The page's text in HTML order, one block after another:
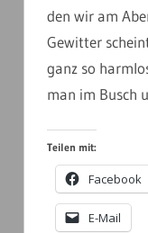
den wir am
Gewitter
ganz so
man im Busch
Teilen mit:
Facebook
E-Mail